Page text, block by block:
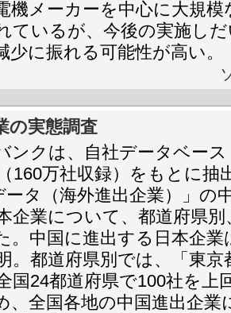
機メーカーを中心に大規
ているが、今後の実施し
少に振れる可能性が高い。
の実態調査
ンクは、自社データベー
160万社収録）をもとに抽
ータ（海外進出企業）」の
企業について、都道府県
。中国に進出する日本企業
。都道府県別では、「東
国24都道府県で100社を上
、全国各地の中国進出企